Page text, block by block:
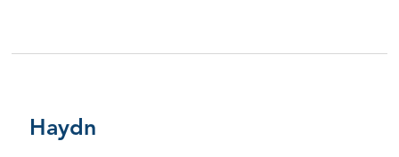
Haydn